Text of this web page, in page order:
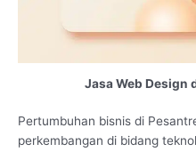
Jasa Web Design
Pertumbuhan bisnis di
perkembangan di bidang